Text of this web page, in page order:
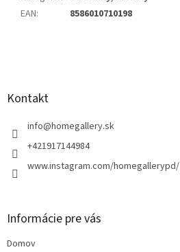
EAN: 8586010710198
Kontakt
info@homegallery.sk
+421917144984
www.instagram.com/homegallerypd/
Informácie pre vás
Domov